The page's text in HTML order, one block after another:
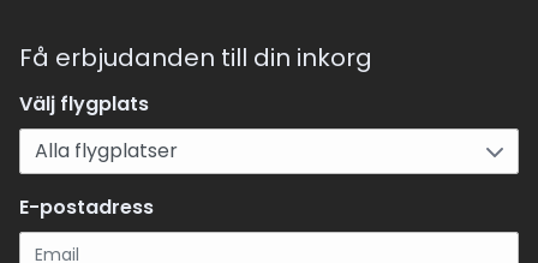
Få erbjudanden till din inkorg
Välj flygplats
E-postadress